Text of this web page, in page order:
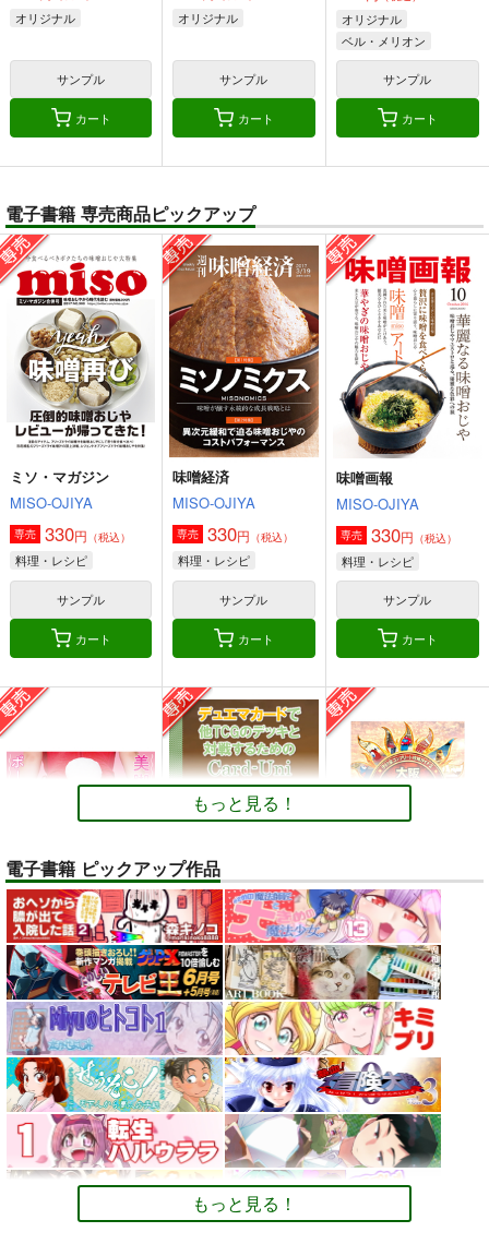
オリジナル
サンプル
カート
オリジナル
サンプル
カート
オリジナル
ベル・メリオン
アシオ・グレース
ホワイトサンプル
カート
電子書籍 専売商品ピックアップ
ミソ・マガジン
MISO-OJIYA
専売 330円 （税込）
料理・レシピ
サンプル
カート
味噌経済
MISO-OJIYA
専売 330円 （税込）
料理・レシピ
サンプル
カート
味噌画報
MISO-OJIYA
専売 330円 （税込）
料理・レシピ
サンプル
カート
トレスOK！体型レタ
ッチなしの『美脚とお
尻のポーズ写真集／九
条ねぎ』
お尻カンパニー
専売 2,750円（税込）
オリジナル
サンプル
カート
デュエマカードで他
TCGのデッキと対戦
するためのCard-
Uni ルールブック
ツボッシー
専売 110円（税込）
デュエル・マスターズ
サンプル
カート
【大阪関西万博
2025】 予約全コンプ
リート攻略ガイド２＆
万博旅行１日スケジュ
ール日記: EXPO 女一
人のんびりルーズ
旅 11ノンフィクショ
ン 旅行記
AUREA GOLD
専売 598円 （税込）
オリジナル ミャクミャ
クｘサーキュラー
サンプル
カート
もっと見る！
電子書籍 ピックアップ作品
もっと見る！